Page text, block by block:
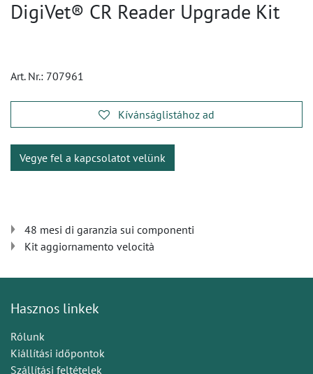
DigiVet® CR Reader Upgrade Kit
Art. Nr.: 707961
Kívánságlistához ad
Vegye fel a kapcsolatot velünk
48 mesi di garanzia sui componenti
Kit aggiornamento velocità
Hasznos linkek
Rólunk
Kiállítási időpontok
Szállítási feltételek